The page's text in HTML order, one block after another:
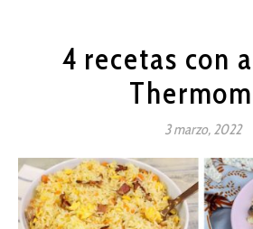
4 recetas con
3 marzo, 2022